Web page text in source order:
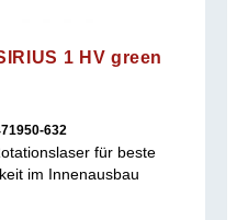
1 HV green
632
für beste
im Innenausbau